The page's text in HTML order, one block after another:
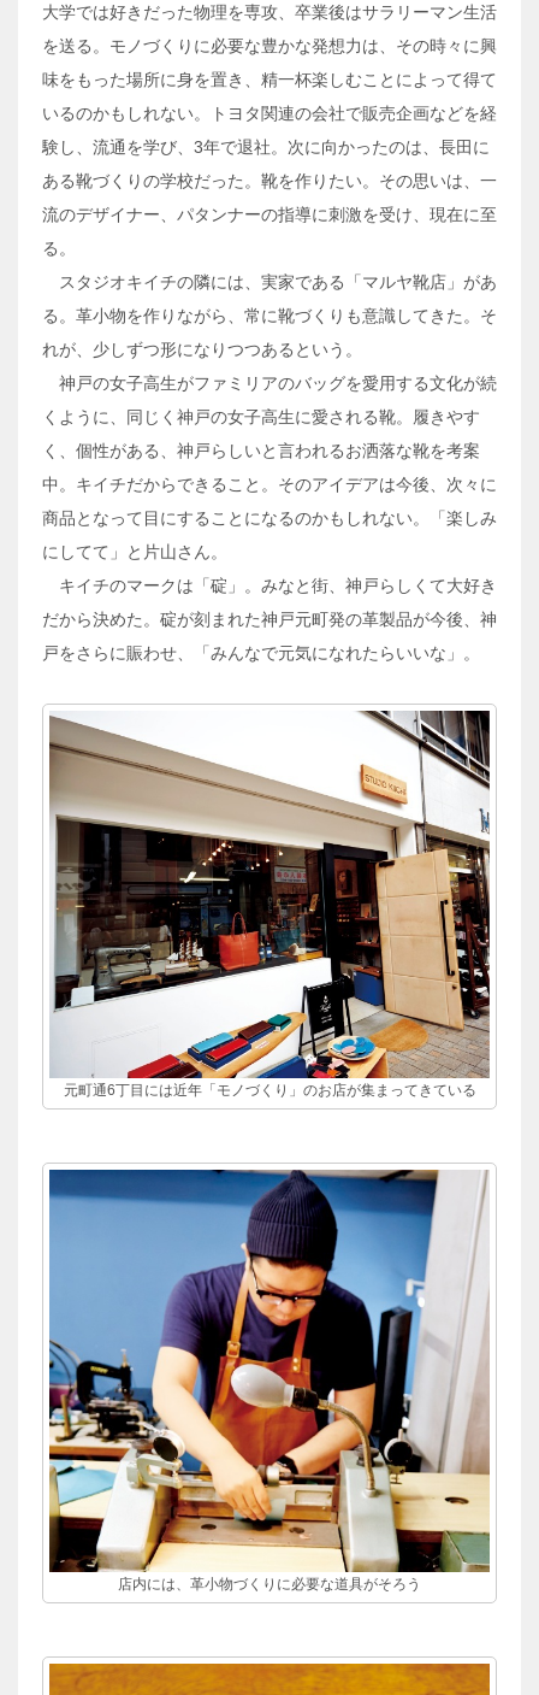
大学では好きだった物理を専攻、卒業後はサラリーマン生活
を送る。モノづくりに必要な豊かな発想力は、その時々に興
味をもった場所に身を置き、精一杯楽しむことによって得て
いるのかもしれない。トヨタ関連の会社で販売企画などを経
験し、流通を学び、3年で退社。次に向かったのは、長田に
ある靴づくりの学校だった。靴を作りたい。その思いは、一
流のデザイナー、パタンナーの指導に刺激を受け、現在に至
る。
スタジオキイチの隣には、実家である「マルヤ靴店」があ
る。革小物を作りながら、常に靴づくりも意識してきた。そ
れが、少しずつ形になりつつあるという。
神戸の女子高生がファミリアのバッグを愛用する文化が続
くように、同じく神戸の女子高生に愛される靴。履きやす
く、個性がある、神戸らしいと言われるお洒落な靴を考案
中。キイチだからできること。そのアイデアは今後、次々に
商品となって目にすることになるのかもしれない。「楽しみ
にしてて」と片山さん。
キイチのマークは「碇」。みなと街、神戸らしくて大好き
だから決めた。碇が刻まれた神戸元町発の革製品が今後、神
戸をさらに賑わせ、「みんなで元気になれたらいいな」。
元町通6丁目には近年「モノづくり」のお店が集まってきている
店内には、革小物づくりに必要な道具がそろう